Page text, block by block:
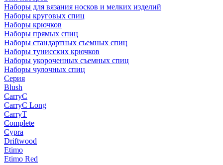
Наборы для вязания носков и мелких изделий
Наборы круговых спиц
Наборы крючков
Наборы прямых спиц
Наборы стандартных съемных спиц
Наборы тунисских крючков
Наборы укороченных съемных спиц
Наборы чулочных спиц
Серия
Blush
CarryC
CarryC Long
CarryT
Complete
Cypra
Driftwood
Etimo
Etimo Red